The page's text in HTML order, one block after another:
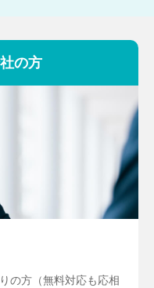
の方
の方（無料対応も応相